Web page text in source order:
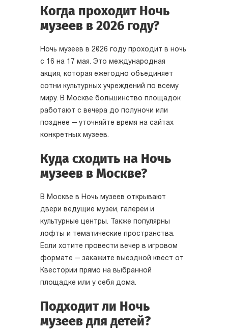
Когда проходит Ночь
музеев в 2026 году?
Ночь музеев в 2026 году проходит в ночь
с 16 на 17 мая. Это международная
акция, которая ежегодно объединяет
сотни культурных учреждений по всему
миру. В Москве большинство площадок
работают с вечера до полуночи или
позднее — уточняйте время на сайтах
конкретных музеев.
Куда сходить на Ночь
музеев в Москве?
В Москве в Ночь музеев открывают
двери ведущие музеи, галереи и
культурные центры. Также популярны
лофты и тематические пространства.
Если хотите провести вечер в игровом
формате — закажите выездной квест от
Квестории прямо на выбранной
площадке или у себя дома.
Подходит ли Ночь
музеев для детей?